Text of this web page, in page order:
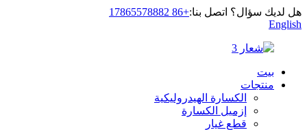
هل لديك سؤال؟ اتصل بنا:+86 17865578882
English
بيت
منتجات
الكسارة الهيدروليكية
إزميل الكسارة
قطع غيار